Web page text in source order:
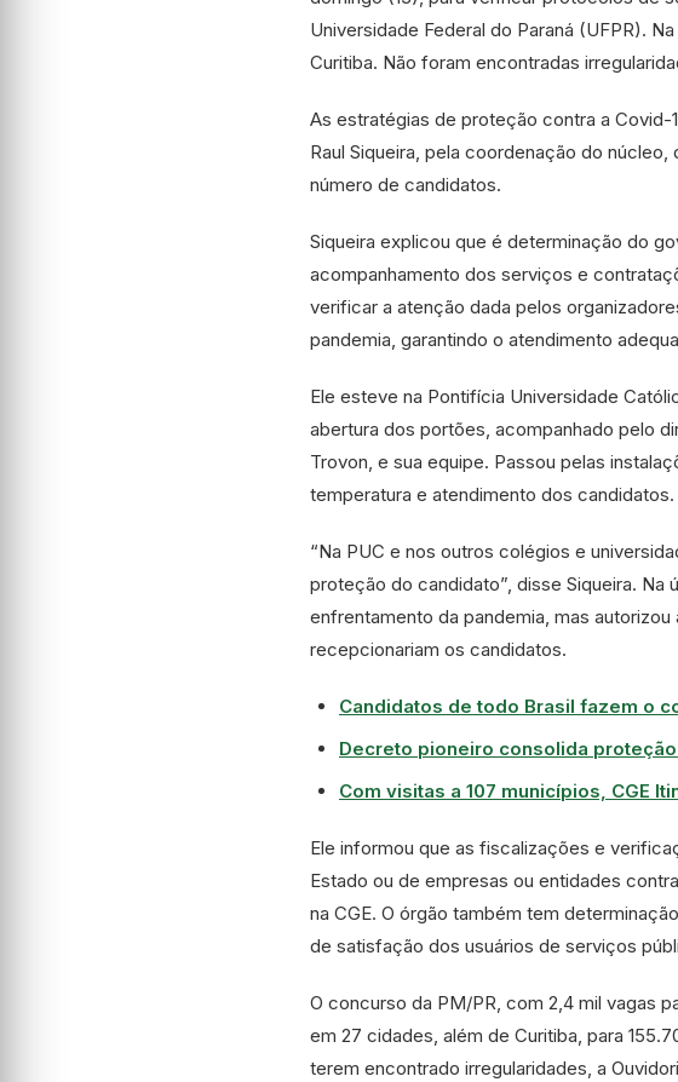
Universidade Federal do Paraná (UFPR).
Curitiba. Não foram encontradas
As estratégias de proteção contra a
Raul Siqueira, pela coordenação do
número de candidatos.
Siqueira explicou que é determinação do
acompanhamento dos serviços e
verificar a atenção dada pelos
pandemia, garantindo o atendimento
Ele esteve na Pontifícia Universidade
abertura dos portões, acompanhado pelo
Trovon, e sua equipe. Passou pelas
temperatura e atendimento dos candidatos.
“Na PUC e nos outros colégios e
proteção do candidato”, disse Siqueira.
enfrentamento da pandemia, mas
recepcionariam os candidatos.
Candidatos de todo Brasil fazem o
Decreto pioneiro consolida
Com visitas a 107 municípios, CGE
Ele informou que as fiscalizações e
Estado ou de empresas ou entidades
na CGE. O órgão também tem
de satisfação dos usuários de serviços
O concurso da PM/PR, com 2,4 mil vagas
em 27 cidades, além de Curitiba, para
terem encontrado irregularidades, a